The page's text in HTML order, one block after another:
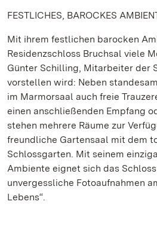
FESTLICHES, BAROCKES
Mit ihrem festlichen barocken
Residenzschloss Bruchsal viele
Günter Schilling, Mitarbeiter der
vorstellen wird: Neben
im Marmorsaal auch freie
einen anschließenden Empfang
stehen mehrere Räume zur
freundliche Gartensaal mit dem
Schlossgarten. Mit seinem
Ambiente eignet sich das
unvergessliche Fotoaufnahmen
Lebens“.